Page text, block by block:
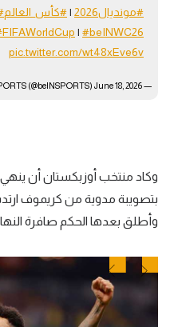
#مونديال2026
|#كأس_العالم
| #beINWC26
pic.twitter.com/wt48xEve6v
— beIN SPORTS (@beINSPORTS)
June 18, 2026
وكاد منتخب أوزبكستان أن
وأطلق بعدها الحكم صافرة